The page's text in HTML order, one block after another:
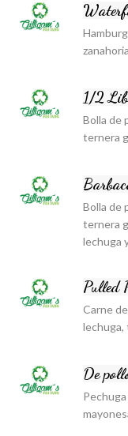
1/2
Bolla de
ternera
Bolla de
ternera
lechuga
Pulled
Carne
lechuga,
De